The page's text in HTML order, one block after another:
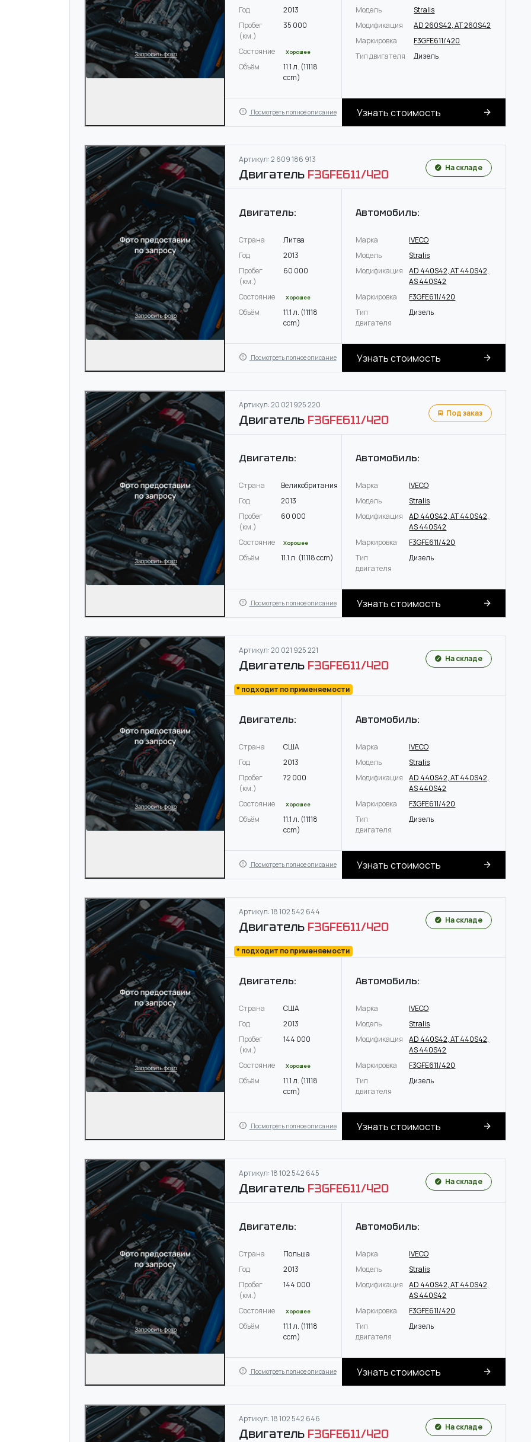
Год
2013
Пробег
(км.)
35 000
Состояние Хорошее
Объём
11.1 л. (11118
ccm)
Модель
Stralis
Модификация
AD 260S42, AT 260S42
Маркировка
F3GFE611/420
Тип двигателя
Дизель
Посмотреть полное описание Узнать стоимость
Артикул: 2 609 186 913
Двигатель F3GFE611/420 На складе
Двигатель:
Страна
Литва
Год
2013
Пробег
(км.)
60 000
Состояние Хорошее
Объём
11.1 л. (11118
ccm)
Автомобиль:
Марка
IVECO
Модель
Stralis
Модификация
AD 440S42, AT 440S42,
AS 440S42
Маркировка
F3GFE611/420
Тип
двигателя
Дизель
Посмотреть полное описание Узнать стоимость
Артикул: 20 021 925 220
Двигатель F3GFE611/420 Под заказ
Двигатель:
Страна
Великобритания
Год
2013
Пробег
(км.)
60 000
Состояние Хорошее
Объём 11.1 л. (11118 ccm)
Автомобиль:
Марка
IVECO
Модель
Stralis
Модификация
AD 440S42, AT 440S42,
AS 440S42
Маркировка
F3GFE611/420
Тип
двигателя
Дизель
Посмотреть полное описание Узнать стоимость
Артикул: 20 021 925 221
Двигатель F3GFE611/420
* подходит по применяемости
На складе
Двигатель:
Страна
США
Год
2013
Пробег
(км.)
72 000
Состояние Хорошее
Объём
11.1 л. (11118
ccm)
Автомобиль:
Марка
IVECO
Модель
Stralis
Модификация
AD 440S42, AT 440S42,
AS 440S42
Маркировка
F3GFE611/420
Тип
двигателя
Дизель
Посмотреть полное описание Узнать стоимость
Артикул: 18 102 542 644
Двигатель F3GFE611/420
* подходит по применяемости
На складе
Двигатель:
Страна
США
Год
2013
Пробег
(км.)
144 000
Состояние Хорошее
Объём
11.1 л. (11118
ccm)
Автомобиль:
Марка
IVECO
Модель
Stralis
Модификация
AD 440S42, AT 440S42,
AS 440S42
Маркировка
F3GFE611/420
Тип
двигателя
Дизель
Посмотреть полное описание Узнать стоимость
Артикул: 18 102 542 645
Двигатель F3GFE611/420 На складе
Двигатель:
Страна
Польша
Год
2013
Пробег
(км.)
144 000
Состояние Хорошее
Объём
11.1 л. (11118
ccm)
Автомобиль:
Марка
IVECO
Модель
Stralis
Модификация
AD 440S42, AT 440S42,
AS 440S42
Маркировка
F3GFE611/420
Тип
двигателя
Дизель
Посмотреть полное описание Узнать стоимость
Артикул: 18 102 542 646
Двигатель F3GFE611/420 На складе